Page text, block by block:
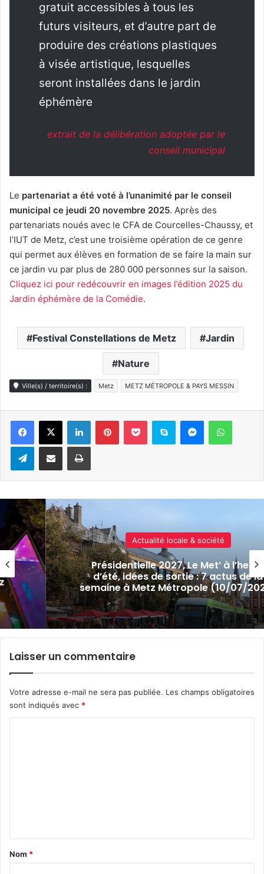
gratuit accessibles à tous les
futurs visiteurs, et d’autre part de
produire des créations plastiques
à visée artistique, lesquelles
seront installées dans le jardin
éphémère
extrait de la délibération adoptée par le
conseil municipal
Le partenariat a été voté à l’unanimité par le conseil
municipal ce jeudi 20 novembre 2025. Après des
partenariats noués avec le CFA de Courcelles-Chaussy, et
l’IUT de Metz, c’est une troisième opération de ce genre
qui permet aux élèves en formation de se faire la main sur
ce jardin vu par plus de 280 000 personnes sur la saison.
Cliquez ici pour redécouvrir en images l’édition 2025 du
Jardin éphémère de la Comédie.
Festival Constellations de Metz Jardin
Nature
Ville(s) / territoire(s) : Metz METZ MÉTROPOLE & PAYS MESSIN
LinkedinPinterestPocket Skype Messenger
TelegramPartager par e-mail Imprimer
la
Culture & spectacles
Avez-vous remarqué ces
plaques d’égout stylisées à
Laisser un commentaire
Votre adresse e-mail ne sera pas publiée. Les champs obligatoires
sont indiqués avec *
a
Nom *